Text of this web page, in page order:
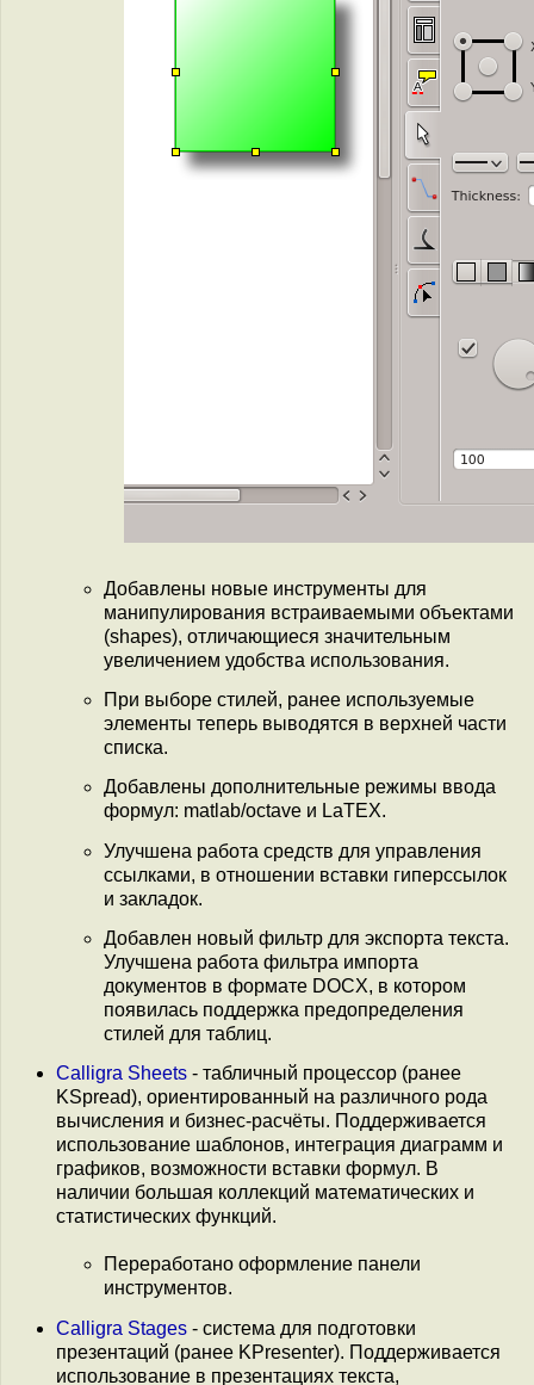
Добавлены новые инструменты для
манипулирования встраиваемыми объектами
(shapes), отличающиеся значительным
увеличением удобства использования.
При выборе стилей, ранее используемые
элементы теперь выводятся в верхней части
списка.
Добавлены дополнительные режимы ввода
формул: matlab/octave и LaTEX.
Улучшена работа средств для управления
ссылками, в отношении вставки гиперссылок
и закладок.
Добавлен новый фильтр для экспорта текста.
Улучшена работа фильтра импорта
документов в формате DOCX, в котором
появилась поддержка предопределения
стилей для таблиц.
Calligra Sheets - табличный процессор (ранее
KSpread), ориентированный на различного рода
вычисления и бизнес-расчёты. Поддерживается
использование шаблонов, интеграция диаграмм и
графиков, возможности вставки формул. В
наличии большая коллекций математических и
статистических функций.
Переработано оформление панели
инструментов.
Calligra Stages - система для подготовки
презентаций (ранее KPresenter). Поддерживается
использование в презентациях текста,